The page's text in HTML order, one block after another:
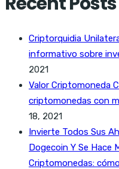
Criptorquidia
informativo sobre
2021
Valor Criptomoneda
criptomonedas con
18, 2021
Invierte Todos Sus
Dogecoin Y Se Hace
Criptomonedas: